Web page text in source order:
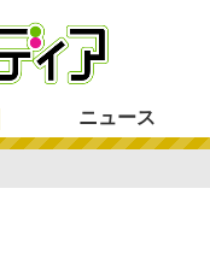
ニュース